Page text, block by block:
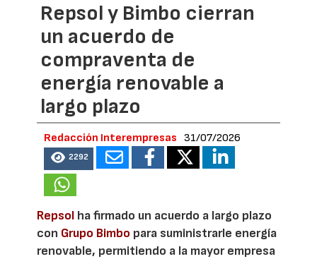
Repsol y Bimbo cierran
un acuerdo de
compraventa de
energía renovable a
largo plazo
Redacción Interempresas 31/07/2026
2292
Repsol ha firmado un acuerdo a largo plazo
con Grupo Bimbo para suministrarle energía
renovable, permitiendo a la mayor empresa